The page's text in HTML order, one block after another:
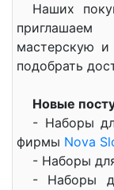
Наших
мастерскую
подобрать
Новые
- Наборы
фирмы Nova
- Наборы
- Наборы